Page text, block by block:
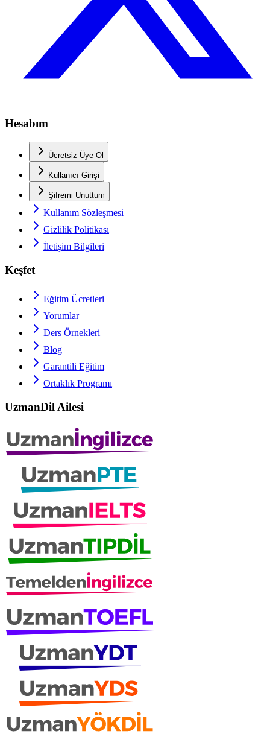
Hesabım
Ücretsiz Üye Ol
Kullanıcı Girişi
Şifremi Unuttum
Kullanım Sözleşmesi
Gizlilik Politikası
İletişim Bilgileri
Keşfet
Eğitim Ücretleri
Yorumlar
Ders Örnekleri
Blog
Garantili Eğitim
Ortaklık Programı
UzmanDil Ailesi